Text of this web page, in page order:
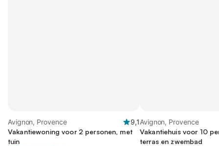
Avignon, Provence
9,1
Vakantiewoning voor 2 personen, met
tuin
Avignon, Provence
Vakantiehuis voor 10
terras en zwembad